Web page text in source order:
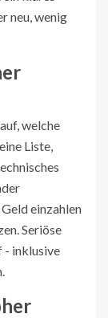
neu, wenig
welche
Liste,
einzahlen
Seriöse
- inklusive